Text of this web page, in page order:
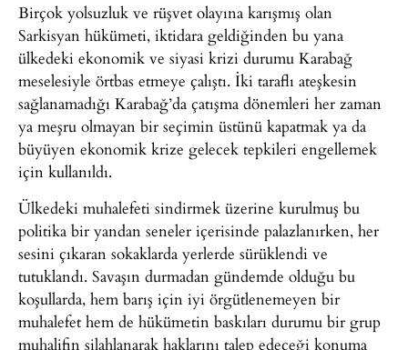
Birçok yolsuzluk ve rüşvet olayına karışmış olan
Sarkisyan hükümeti, iktidara geldiğinden bu yana
ülkedeki ekonomik ve siyasi krizi durumu Karabağ
meselesiyle örtbas etmeye çalıştı. İki taraflı ateşkesin
sağlanamadığı Karabağ’da çatışma dönemleri her zaman
ya meşru olmayan bir seçimin üstünü kapatmak ya da
büyüyen ekonomik krize gelecek tepkileri engellemek
için kullanıldı.
Ülkedeki muhalefeti sindirmek üzerine kurulmuş bu
politika bir yandan seneler içerisinde palazlanırken, her
sesini çıkaran sokaklarda yerlerde sürüklendi ve
tutuklandı. Savaşın durmadan gündemde olduğu bu
koşullarda, hem barış için iyi örgütlenemeyen bir
muhalefet hem de hükümetin baskıları durumu bir grup
muhalifin silahlanarak haklarını talep edeceği konuma